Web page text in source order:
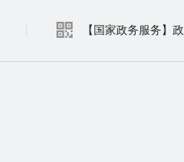
【国家政务服务】